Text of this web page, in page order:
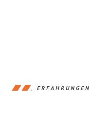
ERFAHRUNGEN